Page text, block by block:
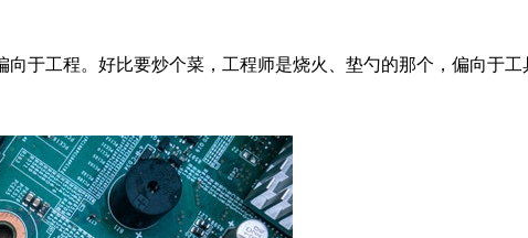
于工程。好比要炒个菜，工程师是烧火、垫勺的那个，偏向于